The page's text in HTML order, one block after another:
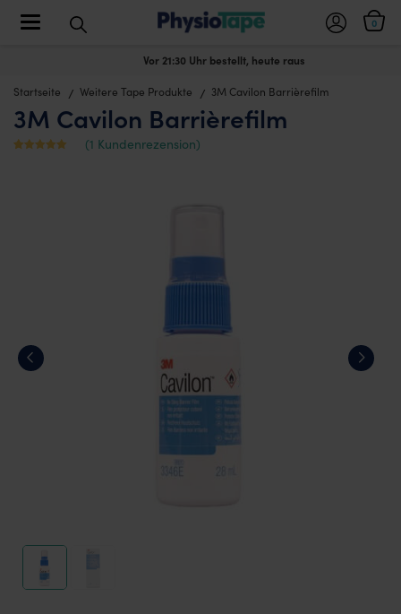
Vor 21:30 Uhr bestellt, heute raus
0
Toggle navigation
Startseite Weitere Tape Produkte 3M Cavilon Barrièrefilm
3M Cavilon Barrièrefilm
(1 Kundenrezension)